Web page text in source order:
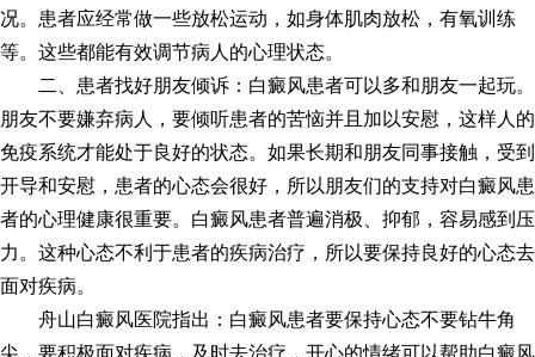
况。患者应经常做一些放松运动，如身体肌肉放松，有氧训练
等。这些都能有效调节病人的心理状态。
二、患者找好朋友倾诉：白癜风患者可以多和朋友一起玩。
朋友不要嫌弃病人，要倾听患者的苦恼并且加以安慰，这样人的
免疫系统才能处于良好的状态。如果长期和朋友同事接触，受到
开导和安慰，患者的心态会很好，所以朋友们的支持对白癜风患
者的心理健康很重要。白癜风患者普遍消极、抑郁，容易感到压
力。这种心态不利于患者的疾病治疗，所以要保持良好的心态去
面对疾病。
舟山白癜风医院指出：白癜风患者要保持心态不要钻牛角
尖，要积极面对疾病，及时去治疗，开心的情绪可以帮助白癜风